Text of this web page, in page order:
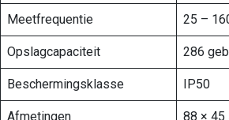
Meetfrequentie 25 –
Opslagcapaciteit 286
Beschermingsklasse IP50
Afmetingen 88 × 45